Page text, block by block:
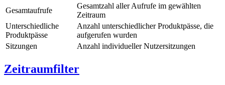
Gesamtaufrufe
Gesamtzahl aller Aufrufe im gewählten
Zeitraum
Unterschiedliche
Produktpässe
Anzahl unterschiedlicher Produktpässe, die
aufgerufen wurden
Sitzungen
Anzahl individueller Nutzersitzungen
Zeitraumfilter